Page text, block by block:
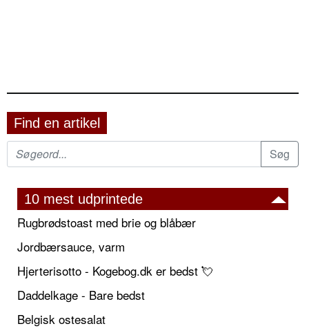
Find en artikel
10 mest udprintede
Rugbrødstoast med brie og blåbær
Jordbærsauce, varm
Hjerterisotto - Kogebog.dk er bedst 💘
Daddelkage - Bare bedst
Belgisk ostesalat